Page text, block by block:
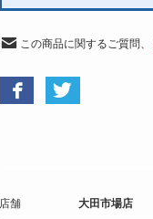
この商品に関するご質問、
店舗 大田市場店